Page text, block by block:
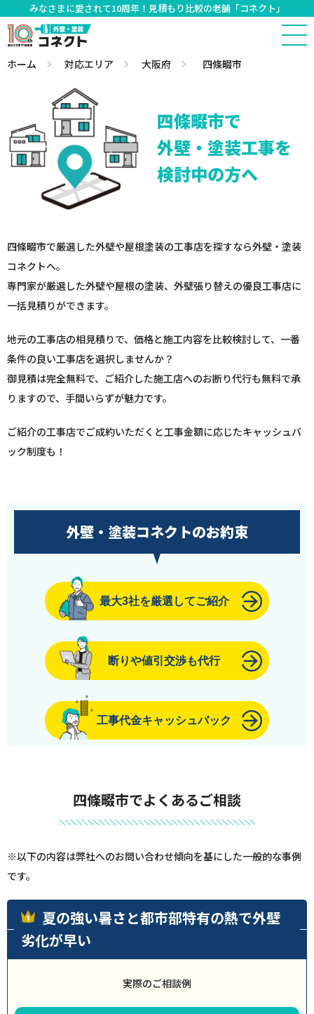
みなさまに愛されて10周年！見積もり比較の老舗「コネクト」
ホーム 対応エリア 大阪府 四條畷市
四條畷市で
外壁・塗装工事を
検討中の方へ
四條畷市で厳選した外壁や屋根塗装の工事店を探すなら外壁・塗装
コネクトへ。
専門家が厳選した外壁や屋根の塗装、外壁張り替えの優良工事店に
一括見積りができます。
地元の工事店の相見積りで、価格と施工内容を比較検討して、一番
条件の良い工事店を選択しませんか？
御見積は完全無料で、ご紹介した施工店へのお断り代行も無料で承
りますので、手間いらずが魅力です。
ご紹介の工事店でご成約いただくと工事金額に応じたキャッシュバ
ック制度も！
外壁・塗装コネクトのお約束
最大3社を厳選してご紹介
断りや値引交渉も代行
工事代金キャッシュバック
四條畷市でよくあるご相談
※以下の内容は弊社へのお問い合わせ傾向を基にした一般的な事例
です。
夏の強い暑さと都市部特有の熱で外壁
劣化が早い
実際のご相談例